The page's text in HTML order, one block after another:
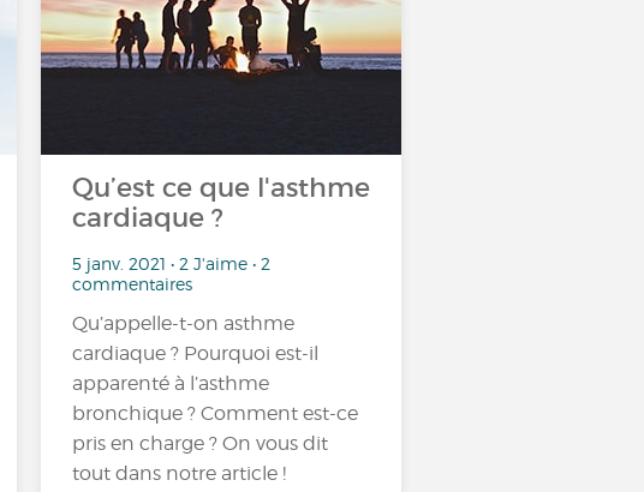
Qu’est ce que l'asthme
cardiaque ?
5 janv. 2021 • 2 J'aime • 2
commentaires
Qu’appelle-t-on asthme
cardiaque ? Pourquoi est-il
apparenté à l’asthme
bronchique ? Comment est-ce
pris en charge ? On vous dit
tout dans notre article !